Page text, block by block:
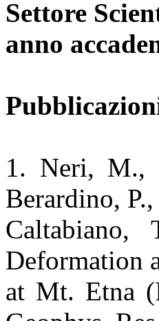
Settore
anno
1. Neri, M.,
Berardino,
Deformation
at Mt. Etna